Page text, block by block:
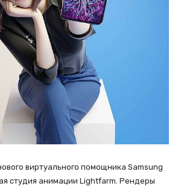
виртуального помощника Samsung
студия анимации Lightfarm. Рендеры